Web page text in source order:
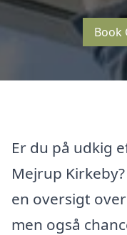
Book
Er du på udkig
Mejrup
en oversigt
men også